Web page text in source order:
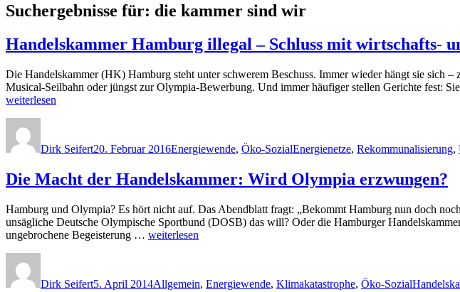
Suchergebnisse für: die kammer sind wir
Handelskammer Hamburg illegal – Schluss mit wirtschafts-
Die Handelskammer (HK) Hamburg steht unter schwerem Beschuss. Immer wieder hängt sie sich
Musical-Seilbahn oder jüngst zur Olympia-Bewerbung. Und immer häufiger stellen Gerichte fest:
weiterlesen
Dirk Seifert20. Februar 2016Energiewende, Öko-SozialEnergienetze, Rekommunalisierung,
Die Macht der Handelskammer: Wird Olympia erzwungen?
Hamburg und Olympia? Es hört nicht auf. Das Abendblatt fragt: „Bekommt Hamburg nun doch
unsägliche Deutsche Olympische Sportbund (DOSB) das will? Oder die Hamburger
ungebrochene Begeisterung … „Die
Wird
weiterlesen
Dirk Seifert5. April 2014Allgemein, Energiewende, Klimakatastrophe, Öko-Sozial